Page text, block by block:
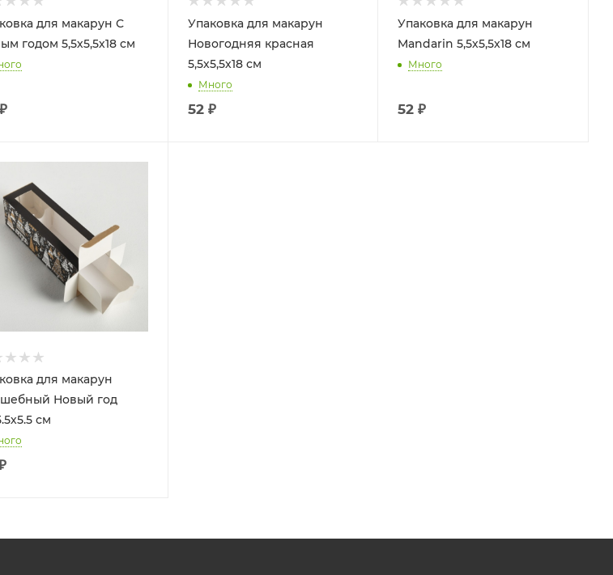
для макарун С
годом 5,5х5,5х18 см
Упаковка для макарун
Новогодняя красная
5,5х5,5х18 см
Много
52₽
Упаковка для макарун
Mandarin 5,5х5,5х18 см
Много
52 ₽
для макарун
Новый год
см